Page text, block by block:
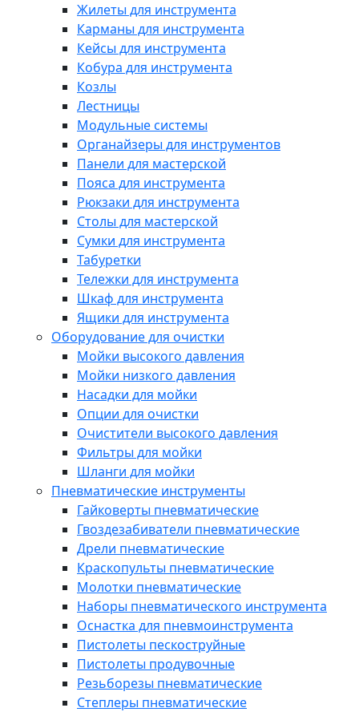
Жилеты для инструмента
Карманы для инструмента
Кейсы для инструмента
Кобура для инструмента
Козлы
Лестницы
Модульные системы
Органайзеры для инструментов
Панели для мастерской
Пояса для инструмента
Рюкзаки для инструмента
Столы для мастерской
Сумки для инструмента
Табуретки
Тележки для инструмента
Шкаф для инструмента
Ящики для инструмента
Оборудование для очистки
Мойки высокого давления
Мойки низкого давления
Насадки для мойки
Опции для очистки
Очистители высокого давления
Фильтры для мойки
Шланги для мойки
Пневматические инструменты
Гайковерты пневматические
Гвоздезабиватели пневматические
Дрели пневматические
Краскопульты пневматические
Молотки пневматические
Наборы пневматического инструмента
Оснастка для пневмоинструмента
Пистолеты пескоструйные
Пистолеты продувочные
Резьборезы пневматические
Степлеры пневматические